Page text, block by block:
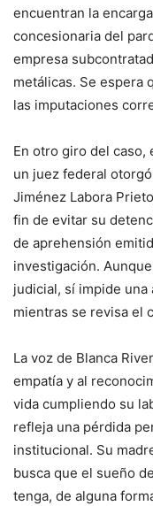
encuentran la
concesionaria del
empresa
metálicas. Se espera
las imputaciones
En otro giro del caso,
un juez federal
Jiménez Labora
fin de evitar su
de aprehensión
investigación.
judicial, sí impide
mientras se revisa el
La voz de Blanca
empatía y al
vida cumpliendo su
refleja una pérdida
institucional. Su
busca que el sueño
tenga, de alguna